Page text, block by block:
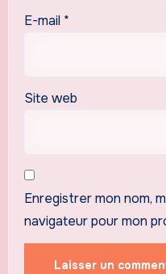
E-mail *
Site web
Enregistrer mon nom,
navigateur pour mon